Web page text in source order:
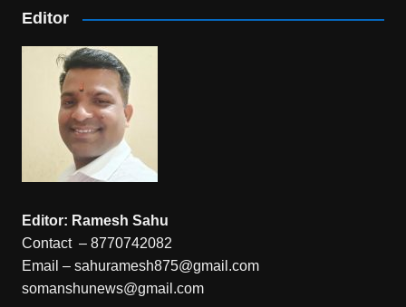
Editor
Editor: Ramesh Sahu
Contact – 8770742082
Email – sahuramesh875@gmail.com
somanshunews@gmail.com